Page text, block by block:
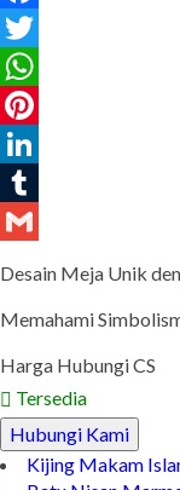
Facebook
Twitter
WhatsApp
Pinterest
LinkedIn
Tumblr
Desain Meja Unik
Memahami
Harga Hubungi CS
Tersedia
Hubungi Kami